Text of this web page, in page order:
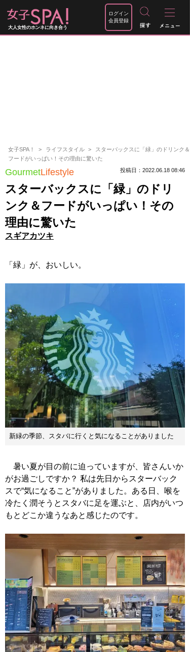
大人女性のホンネに向き合う
ログイン
会員登録
女子SPA！ ライフスタイル
スターバックスに「緑」のドリンク＆
フードがいっぱい！その理由に驚いた
GourmetLifestyle 投稿日：2022.06.18 08:46
スターバックスに「緑」のドリ
ンク＆フードがいっぱい！その
理由に驚いた
スギアカツキ
「緑」が、おいしい。
新緑の季節、スタバに行くと気になることがありました
暑い夏が目の前に迫っていますが、皆さんいか
がお過ごしですか？ 私は先日からスターバック
スで“気になること”がありました。ある日、喉を
冷たく潤そうとスタバに足を運ぶと、店内がいつ
もとどこか違うなあと感じたのです。